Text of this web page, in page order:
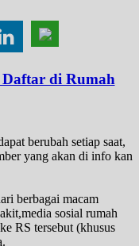
di Rumah
berubah setiap saat,
yang akan di info kan
berbagai macam
sosial rumah
RS tersebut (khusus